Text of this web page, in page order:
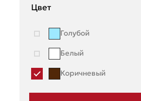
Mazda
Mitsubishi
Moskvich
Цвет
Голубой
Белый
Коричневый